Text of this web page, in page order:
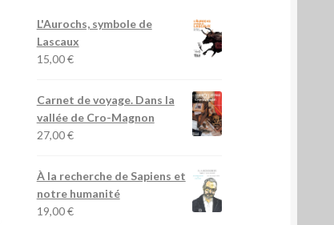
L'Aurochs, symbole de
Lascaux
15,00€
Carnet de voyage. Dans la
vallée de Cro-Magnon
27,00€
À la recherche de Sapiens et
notre humanité
19,00€